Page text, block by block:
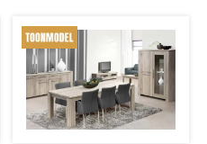
prijs is:
€159,-.
€299,-.